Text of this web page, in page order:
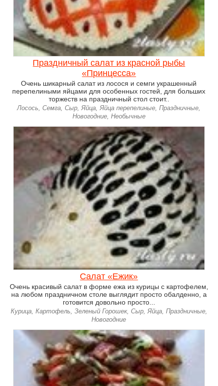
Праздничный салат из красной рыбы
«Принцесса»
Очень шикарный салат из лосося и семги украшенный
перепелиными яйцами для особенных гостей, для больших
торжеств на праздничный стол стоит..
Лосось, Семга, Сыр, Яйца, Яйца перепелиные, Праздничные,
Новогодние, Необычные
Салат «Ежик»
Очень красивый салат в форме ежа из курицы с картофелем,
на любом праздничном столе выглядит просто обалденно, а
готовится довольно просто...
Курица, Картофель, Зеленый Горошек, Сыр, Яйца, Праздничные,
Новогодние